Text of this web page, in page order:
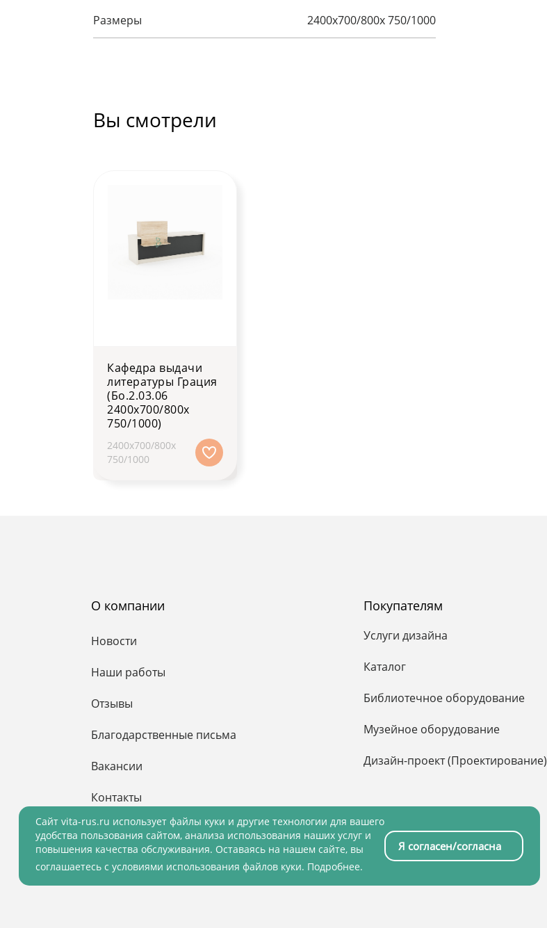
Размеры 2400х700/800х 750/1000
Вы смотрели
Кафедра выдачи
литературы Грация
(Бо.2.03.06
2400х700/800х
750/1000)
2400х700/800х
750/1000
О компании
Новости
Наши работы
Отзывы
Благодарственные письма
Вакансии
Контакты
Покупателям
Услуги дизайна
Каталог
Библиотечное оборудование
Музейное оборудование
Дизайн-проект (Проектирование)
© 2001 - 2026 ВитаРус. Информация сайта защищена законом об авторских правах
Cайт vita-rus.ru использует файлы куки и другие технологии для вашего
удобства пользования сайтом, анализа использования наших услуг и
повышения качества обслуживания. Оставаясь на нашем сайте, вы
соглашаетесь с условиями использования файлов куки. Подробнее.
Я согласен/согласна